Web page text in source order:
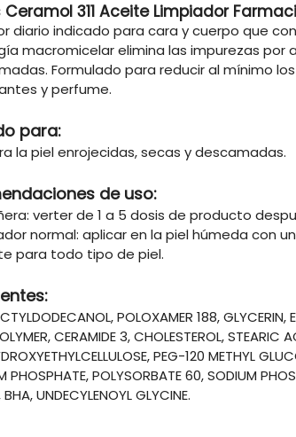
Ceramol 311 Aceite Limpiador
diario indicado para cara y cuerpo que
macromicelar elimina las impurezas
Formulado para reducir al mínimo
y perfume.
para:
la piel enrojecidas, secas y descamadas​.
de uso:
verter de 1 a 5 dosis de producto
normal: aplicar en la piel húmeda con
para todo tipo de piel.
POLOXAMER 188,
CERAMIDE 3, CHOLESTEROL,
PEG-120 METHYL
PHOSPHATE, POLYSORBATE 60, SODIUM
BHA, UNDECYLENOYL GLYCINE.​